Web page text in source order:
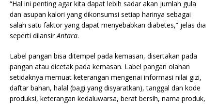
“Hal ini penting agar kita dapat lebih sadar akan jumlah gula
dan asupan kalori yang dikonsumsi setiap harinya sebagai
salah satu faktor yang dapat menyebabkan diabetes,” jelas dia
seperti dilansirAntara.
Label pangan bisa ditempel pada kemasan, disertakan pada
pangan atau dicetak pada kemasan. Label pangan olahan
setidaknya memuat keterangan mengenai informasi nilai gizi,
daftar bahan, halal (bagi yang disyaratkan), tanggal dan kode
produksi, keterangan kedaluwarsa, berat bersih, nama produk,